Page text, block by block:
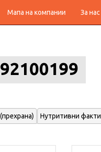
Мапа на компании За нас
Нутритивни факти